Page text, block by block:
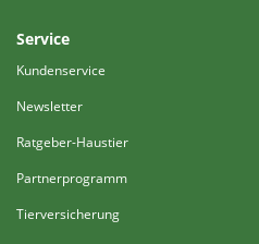
Service
Kundenservice
Newsletter
Ratgeber-Haustier
Partnerprogramm
Tierversicherung